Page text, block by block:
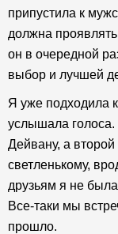
припустила к
должна
он в очередной
выбор и лучшей
Я уже подходила
услышала
Дейвану, а
светленькому,
друзьям я не
Все-таки мы
прошло.